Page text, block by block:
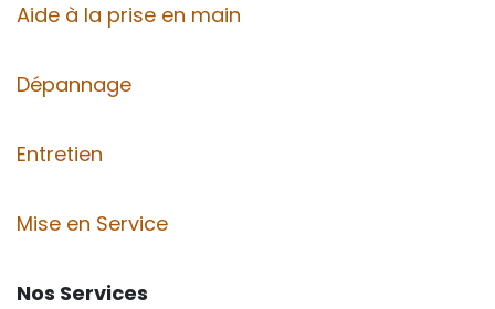
Aide à la prise en main
Dépannage
Entretien
Mise en Service
Nos Services